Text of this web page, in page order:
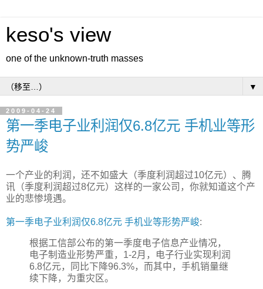
keso's view
one of the unknown-truth masses
▼
2009-04-24
第一季电子业利润仅6.8亿元 手机业等形
势严峻
一个产业的利润，还不如盛大（季度利润超过10亿元）、腾
讯（季度利润超过8亿元）这样的一家公司，你就知道这个产
业的悲惨境遇。
第一季电子业利润仅6.8亿元 手机业等形势严峻:
根据工信部公布的第一季度电子信息产业情况，
电子制造业形势严重，1-2月，电子行业实现利润
6.8亿元，同比下降96.3%，而其中，手机销量继
续下降，为重灾区。